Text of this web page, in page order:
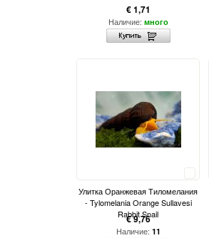
€ 1,71
Наличие: много
Улитка Оранжевая Тиломелания
- Tylomelania Orange Sullavesi
Rabbit Snail
€ 9,76
Наличие: 11